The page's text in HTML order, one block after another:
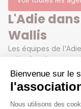
Bienvenue sur le
Plateforme
Nous utilisons des
L'Adie
Wallis
Les équipes de
votre écoute pour
aides
juridiques :
l'une de nos